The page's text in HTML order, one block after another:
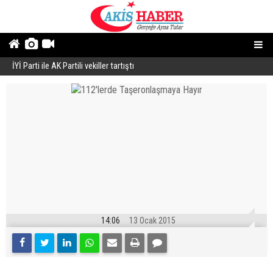
İYİ Parti ile AK Partili vekiller tartıştı
14:06 13 Ocak 2015